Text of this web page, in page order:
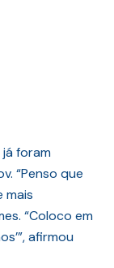
foram
“Penso que
mais
“Coloco em
afirmou